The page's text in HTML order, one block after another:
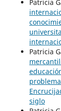
Patricia
Patricia
siglo